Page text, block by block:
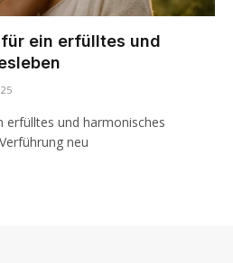
ein erfülltes und
erfülltes und harmonisches
neu